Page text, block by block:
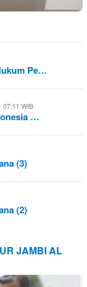
Pe…
07:11 WIB
…
(3)
(2)
JAMBI AL